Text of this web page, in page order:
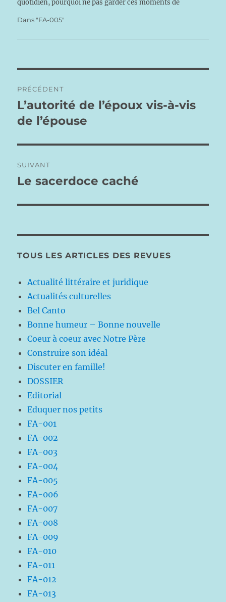
quotidien, pourquoi ne pas garder ces moments de
Dans "FA-005"
de
l’article
PRÉCÉDENT
Publication
précédente :
L’autorité de l’époux vis-à-vis
de l’épouse
SUIVANT
Publication
Le sacerdoce caché
TOUS LES ARTICLES DES REVUES
Actualité littéraire et juridique
Actualités culturelles
Bel Canto
Bonne humeur – Bonne nouvelle
Coeur à coeur avec Notre Père
Construire son idéal
Discuter en famille!
DOSSIER
Editorial
Eduquer nos petits
FA-001
FA-002
FA-003
FA-004
FA-005
FA-006
FA-007
FA-008
FA-009
FA-010
FA-011
FA-012
FA-013